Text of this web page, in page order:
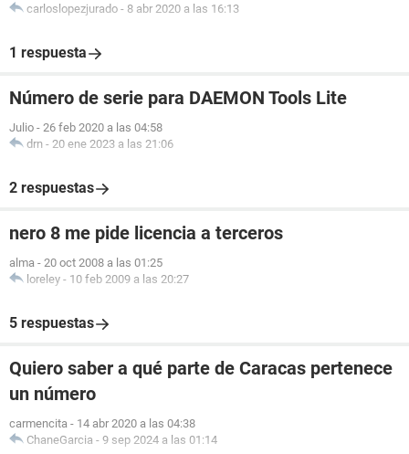
carloslopezjurado - 8 abr 2020 a las 16:13
1 respuesta
Número de serie para DAEMON Tools Lite
Julio - 26 feb 2020 a las 04:58
drn - 20 ene 2023 a las 21:06
2 respuestas
nero 8 me pide licencia a terceros
alma - 20 oct 2008 a las 01:25
loreley - 10 feb 2009 a las 20:27
5 respuestas
Quiero saber a qué parte de Caracas pertenece
un número
carmencita - 14 abr 2020 a las 04:38
ChaneGarcia - 9 sep 2024 a las 01:14